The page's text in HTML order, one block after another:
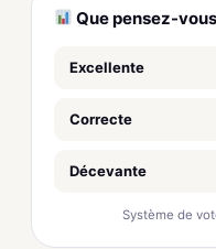
Que pensez-
Excellente
Correcte
Décevante
Système de